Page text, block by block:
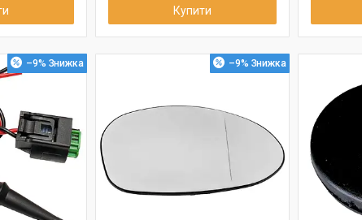
Купити
–9% –9%